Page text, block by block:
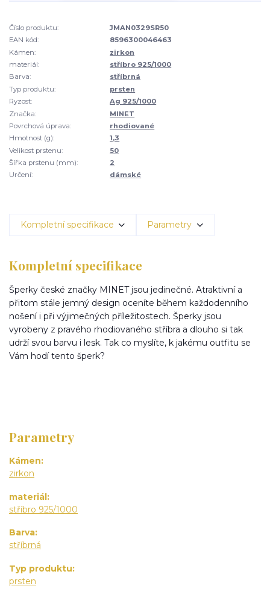
Číslo produktu:
JMAN0329SR50
EAN kód:
8596300046463
Kámen:
zirkon
materiál:
stříbro 925/1000
Barva:
stříbrná
Typ produktu:
prsten
Ryzost:
Ag 925/1000
Značka:
MINET
Povrchová úprava:
rhodiované
Hmotnost (g):
1,3
Velikost prstenu:
50
Šířka prstenu (mm):
2
Určení:
dámské
Kompletní specifikace Parametry
Kompletní specifikace
Šperky české značky MINET jsou jedinečné. Atraktivní a
přitom stále jemný design oceníte během každodenního
nošení i při výjimečných příležitostech. Šperky jsou
vyrobeny z pravého rhodiovaného stříbra a dlouho si tak
udrží svou barvu i lesk. Tak co myslíte, k jakému outfitu se
Vám hodí tento šperk?
Parametry
Kámen
zirkon
materiál
stříbro 925/1000
Barva
stříbrná
Typ produktu
prsten